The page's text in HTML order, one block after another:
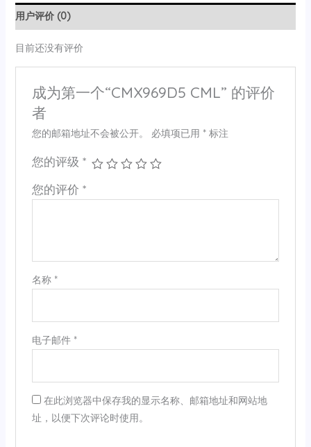
用户评价 (0)
目前还没有评价
成为第一个“CMX969D5 CML” 的评价
者
您的邮箱地址不会被公开。 必填项已用 *标注
您的评级 *
您的评价 *
名称 *
电子邮件 *
在此浏览器中保存我的显示名称、邮箱地址和网站地
址，以便下次评论时使用。